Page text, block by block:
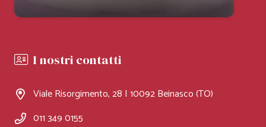
I nostri contatti
Viale Risorgimento, 28 | 10092 Beinasco (TO)
011 349 0155